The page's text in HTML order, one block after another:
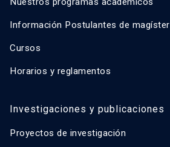
Información Postulantes de magíster
Cursos
Horarios y reglamentos
Investigaciones y publicaciones
Proyectos de investigación